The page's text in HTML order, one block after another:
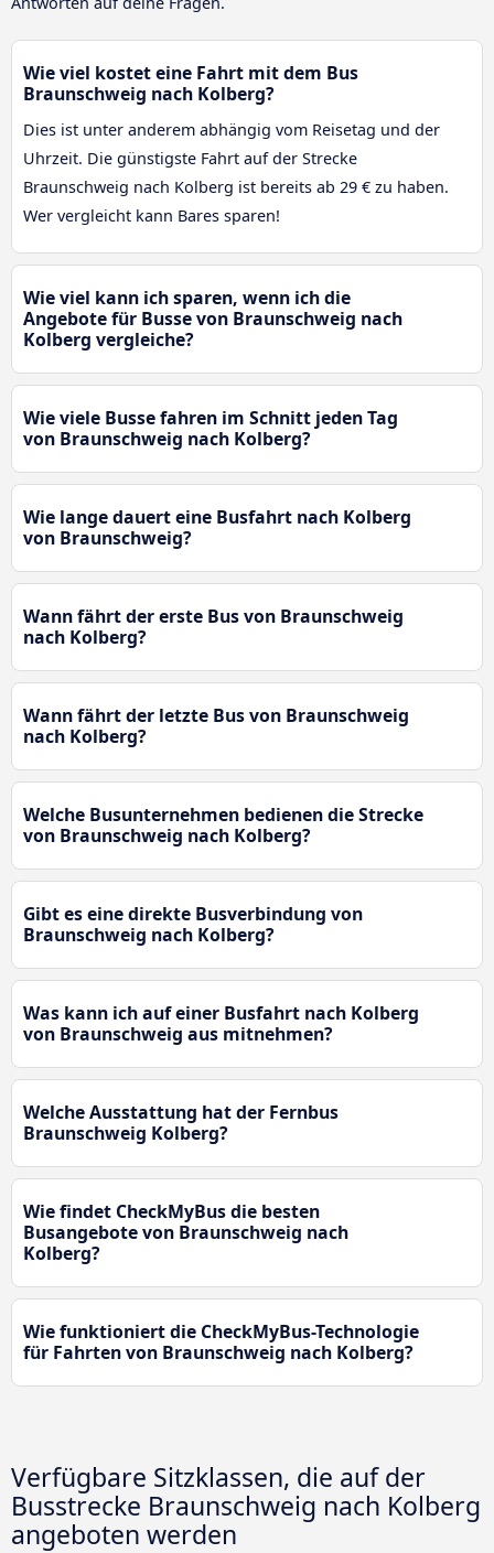
Wie viel kostet eine Fahrt mit dem Bus
Braunschweig nach Kolberg?
Dies ist unter anderem abhängig vom Reisetag und der
Uhrzeit. Die günstigste Fahrt auf der Strecke
Braunschweig nach Kolberg ist bereits ab 29 € zu haben.
Wer vergleicht kann Bares sparen!
Wie viel kann ich sparen, wenn ich die
Angebote für Busse von Braunschweig nach
Kolberg vergleiche?
Wie viele Busse fahren im Schnitt jeden Tag
von Braunschweig nach Kolberg?
Wie lange dauert eine Busfahrt nach Kolberg
von Braunschweig?
Wann fährt der erste Bus von Braunschweig
nach Kolberg?
Wann fährt der letzte Bus von Braunschweig
nach Kolberg?
Welche Busunternehmen bedienen die Strecke
von Braunschweig nach Kolberg?
Gibt es eine direkte Busverbindung von
Braunschweig nach Kolberg?
Was kann ich auf einer Busfahrt nach Kolberg
von Braunschweig aus mitnehmen?
Welche Ausstattung hat der Fernbus
Braunschweig Kolberg?
Wie findet CheckMyBus die besten
Busangebote von Braunschweig nach
Kolberg?
Wie funktioniert die CheckMyBus-Technologie
für Fahrten von Braunschweig nach Kolberg?
Verfügbare Sitzklassen, die auf der
Busstrecke Braunschweig nach Kolberg
angeboten werden